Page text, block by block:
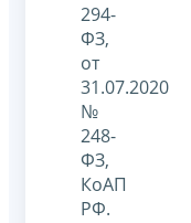
294-
ФЗ,
от
31.07.2020
№
248-
ФЗ,
КоАП
РФ.